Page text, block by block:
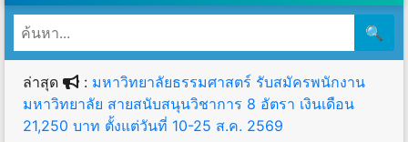
🔍
ล่าสุด : มหาวิทยาลัยธรรมศาสตร์ รับสมัครพนักงาน
มหาวิทยาลัย สายสนับสนุนวิชาการ 8 อัตรา เงินเดือน
21,250 บาท ตั้งแต่วันที่ 10-25 ส.ค. 2569